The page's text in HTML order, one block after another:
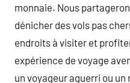
monnaie. Nous
dénicher des vols pas
endroits à visiter et
expérience de voyage
un voyageur aguerri ou